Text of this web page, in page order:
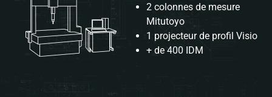
2 colonnes de mesure
Mitutoyo
1 projecteur de profil Visio
+ de 400 IDM